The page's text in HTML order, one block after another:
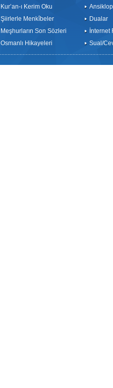
Kur’an-ı Kerim Oku
Şiirlerle Menkîbeler
Meşhurların Son Sözleri
Osmanlı Hikayeleri
Dualar
İnternet
Sual/